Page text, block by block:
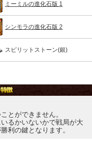
ミーミルの進化石版 1
シンモラの進化石版 2
スピリットストーン(銀)
とができません。
るかいないかで戦局が大
利の鍵となります。